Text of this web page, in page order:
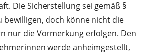
Die Sicherstellung sei gemäß §
bewilligen, doch könne nicht die
nur die Vormerkung erfolgen. Den
werde anheimgestellt,